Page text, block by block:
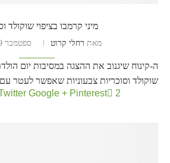
מיני קרמבו בציפוי שוקולד
מאת רחלי קרוט ספטמבר 29, 2018
ה-קינוח שיגנוב את ההצגה במסיבות יום
שוקולד וסוכריות צבעוניות שאפשר לעטר
2
Google + Pinterest